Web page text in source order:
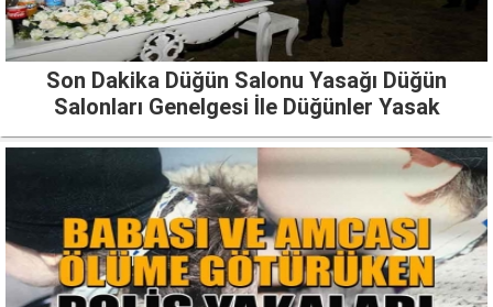
Son Dakika Düğün Salonu Yasağı Düğün
Salonları Genelgesi İle Düğünler Yasak